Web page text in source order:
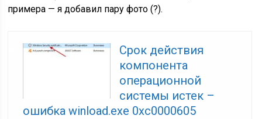
примера — я добавил пару фото (?).
Срок действия
компонента
операционной
системы истек –
ошибка winload.exe 0xc0000605